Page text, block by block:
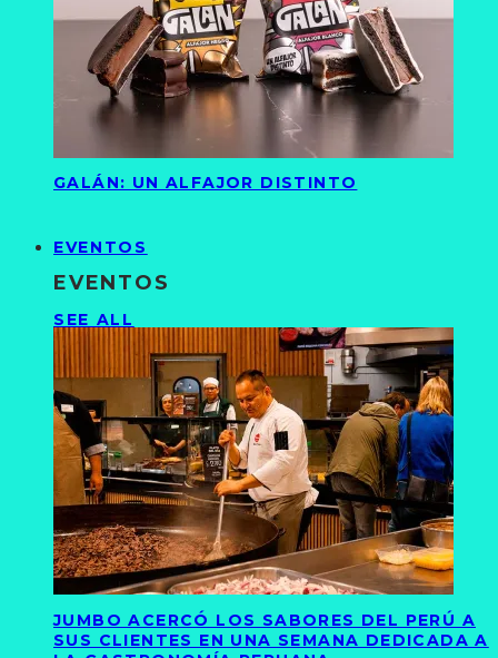
GALÁN: UN ALFAJOR DISTINTO
EVENTOS
EVENTOS
SEE ALL
JUMBO ACERCÓ LOS SABORES DEL PERÚ A
SUS CLIENTES EN UNA SEMANA DEDICADA A